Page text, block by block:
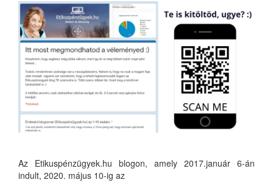
Az Etikuspénzügyek.hu blogon, amely 2017.január 6-án
indult, 2020. május 10-ig az